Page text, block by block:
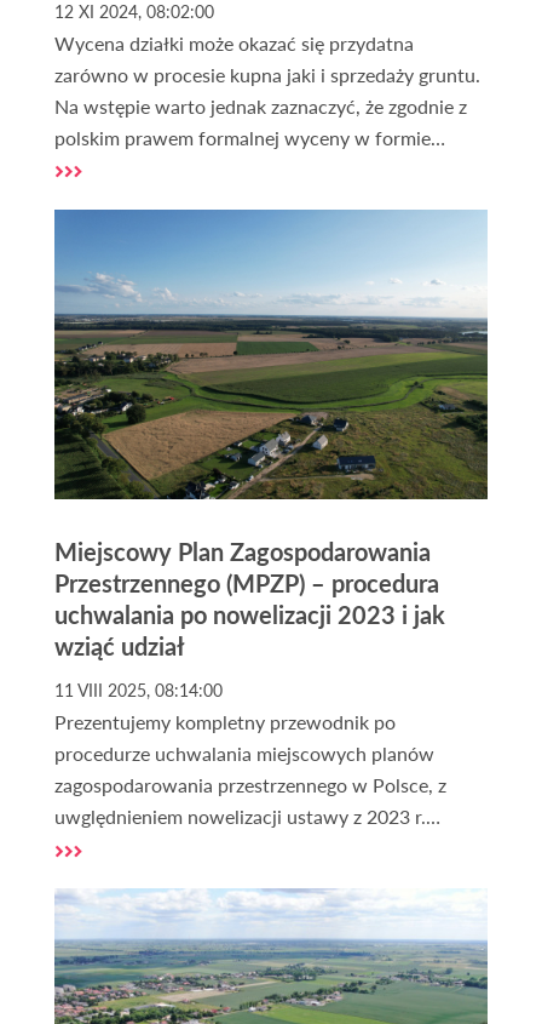
12 XI 2024, 08:02:00
Wycena działki może okazać się przydatna
zarówno w procesie kupna jaki i sprzedaży gruntu.
Na wstępie warto jednak zaznaczyć, że zgodnie z
polskim prawem formalnej wyceny w formie
operatu szacunkowego może dokonać wyłącznie
powszechnie narzędzi i informacji.
Miejscowy Plan Zagospodarowania
Przestrzennego (MPZP) – procedura
uchwalania po nowelizacji 2023 i jak
wziąć udział
11 VIII 2025, 08:14:00
Prezentujemy kompletny przewodnik po
procedurze uchwalania miejscowych planów
zagospodarowania przestrzennego w Polsce, z
uwględnieniem nowelizacji ustawy z 2023 r.
Dowiedz się po krótce, jakie są etapy, terminy i w
dodatkowo dajemy praktyczne porady dla
właścicieli działek i inwestorów.